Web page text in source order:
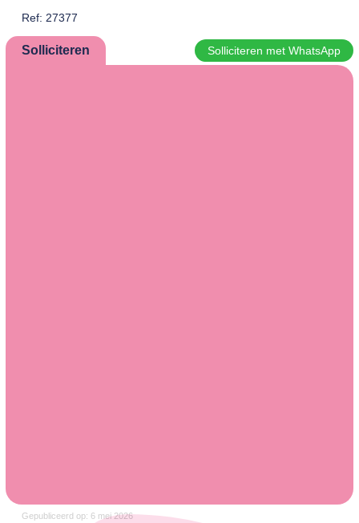
Ref: 27377
Solliciteren Solliciteren met WhatsApp
Gepubliceerd op: 6 mei 2026